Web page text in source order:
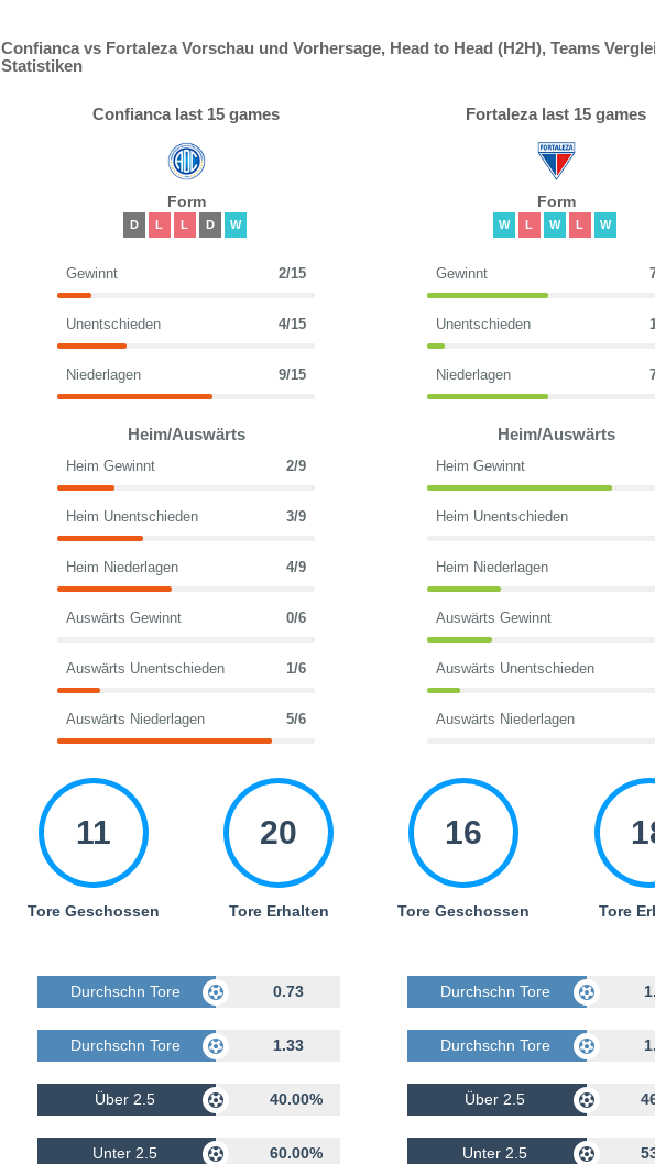
Confianca vs Fortaleza Vorschau und Vorhersage, Head to Head (H2H), Teams
Statistiken
Confianca last 15 games
Form
D L L D W
Gewinnt 2/15
Unentschieden 4/15
Niederlagen 9/15
Heim/Auswärts
Heim Gewinnt 2/9
Heim Unentschieden 3/9
Heim Niederlagen 4/9
Auswärts Gewinnt 0/6
Auswärts Unentschieden 1/6
Auswärts Niederlagen 5/6
11
Tore Geschossen
20
Tore Erhalten
Durchschn Tore Geschossen 0.73
Durchschn Tore Erhalten 1.33
Über 2.5 40.00%
Unter 2.5 60.00%
Fortaleza last 15 games
Form
W L W L W
Gewinnt
Unentschieden
Niederlagen
Heim/Auswärts
Heim Gewinnt
Heim Unentschieden
Heim Niederlagen
Auswärts Gewinnt
Auswärts Unentschieden
Auswärts Niederlagen
16
Tore Geschossen Tore
Durchschn Tore Geschossen
Durchschn Tore Erhalten
Über 2.5
Unter 2.5